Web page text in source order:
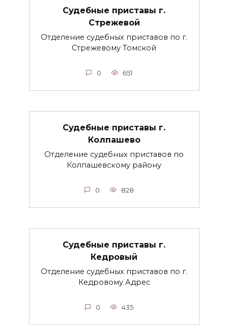
Судебные приставы г.
Стрежевой
Отделение судебных приставов по г.
Стрежевому Томской
0 651
Судебные приставы г.
Колпашево
Отделение судебных приставов по
Колпашевскому району
0 828
Судебные приставы г.
Кедровый
Отделение судебных приставов по г.
Кедровому Адрес
0 435